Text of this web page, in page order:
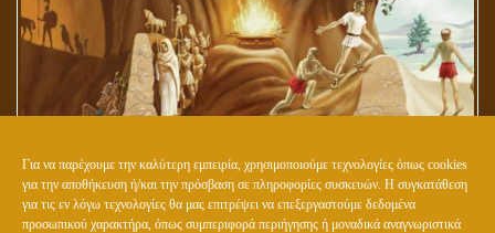
Για να παρέχουμε την καλύτερη εμπειρία, χρησιμοποιούμε τεχνολογίες όπως cookies
για την αποθήκευση ή/και την πρόσβαση σε πληροφορίες συσκευών. Η συγκατάθεση
για τις εν λόγω τεχνολογίες θα μας επιτρέψει να επεξεργαστούμε δεδομένα
προσωπικού χαρακτήρα, όπως συμπεριφορά περιήγησης ή μοναδικά αναγνωριστικά
Ο ΚΟΣΜΟΣ ΤΟΥ ΑΓΑΘΟΥ ΒΡΙΣΚΕΤΑΙ ΕΞΩ ΑΠΟ ΤΟ ΣΠΗΛΑΙΟ ΤΟΥ
ΠΛΑΤΩΝΑ